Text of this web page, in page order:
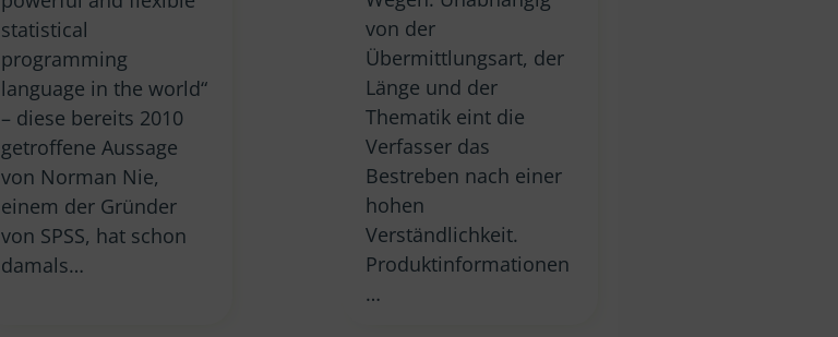
statistical
programming
language in the world“
– diese bereits 2010
getroffene Aussage
von Norman Nie,
einem der Gründer
von SPSS, hat schon
damals…
von der
Übermittlungsart, der
Länge und der
Thematik eint die
Verfasser das
Bestreben nach einer
hohen
Verständlichkeit.
Produktinformationen
…